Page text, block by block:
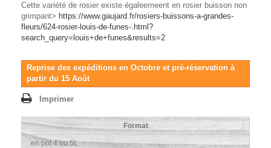
Cette variété de rosier existe égaleemeent en rosier buisson non
grimpant> https://www.gaujard.fr/rosiers-buissons-a-grandes-
fleurs/624-rosier-louis-de-funes-.html?
search_query=louis+de+funes&results=2
Reprise des expéditions en Octobre et pré-réservation à
partir du 15 Août
Imprimer
Format
en pot 4 ou 5L